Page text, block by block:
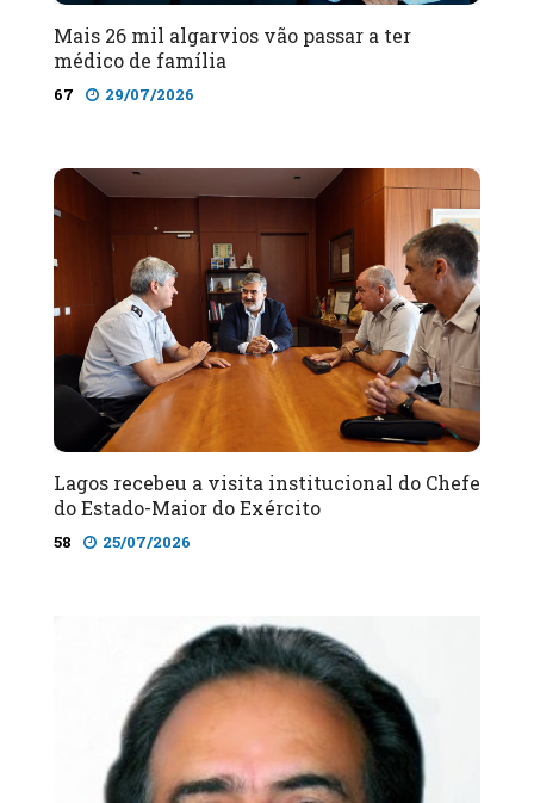
Mais 26 mil algarvios vão passar a ter
médico de família
67 29/07/2026
Lagos recebeu a visita institucional do Chefe
do Estado-Maior do Exército
58 25/07/2026